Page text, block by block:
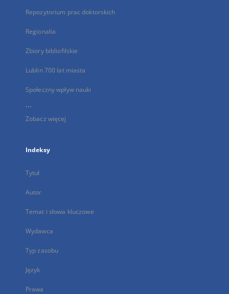
Repozytorium prac doktorskich
Regionalia
Zbiory bibliofilskie
Lublin 700 lat miasta
Społeczny wpływ nauki
...
Zobacz więcej
Indeksy
Tytuł
Autor
Temat i słowa kluczowe
Wydawca
Typ zasobu
Język
Prawa